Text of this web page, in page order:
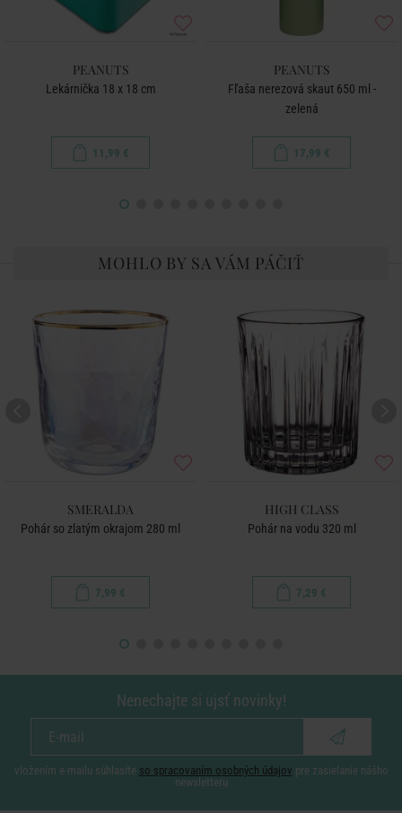
PEANUTS
Lekárnička 18 x 18 cm
11,99 €
PEANUTS
Fľaša nerezová skaut 650 ml -
zelená
17,99 €
MOHLO BY SA VÁM PÁČIŤ
SMERALDA
Pohár so zlatým okrajom 280 ml
7,99 €
HIGH CLASS
Pohár na vodu 320 ml
7,29 €
Nenechajte si ujsť novinky!
vložením e-mailu súhlasíte so spracovaním osobných údajov pre zasielanie nášho
newsletteru